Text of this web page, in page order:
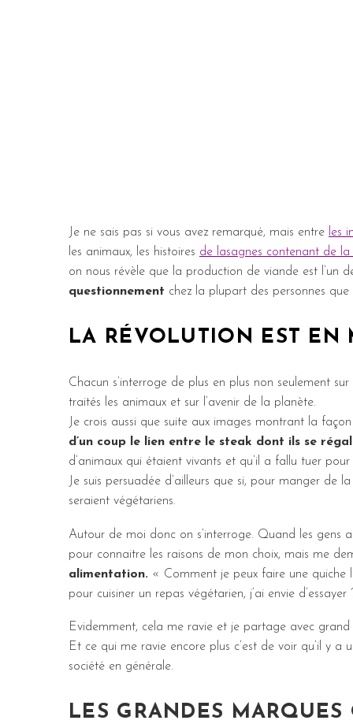
Je ne sais pas si vous avez remarqué, mais entre les
les animaux, les histoires de lasagnes contenant de
on nous révèle que la production de viande est l’un
questionnement chez la plupart des personnes
LA RÉVOLUTION EST EN
Chacun s’interroge de plus en plus non seulement
traités les animaux et sur l’avenir de la planète.
Je crois aussi que suite aux images montrant la
d’un coup le lien entre le steak dont ils se
d’animaux qui étaient vivants et qu’il a fallu tuer
Je suis persuadée d’ailleurs que si, pour manger
seraient végétariens.
Autour de moi donc on s’interroge. Quand les gens
pour connaitre les raisons de mon choix, mais me
alimentation. « Comment je peux faire une
pour cuisiner un repas végétarien, j’ai envie d’essayer
Evidemment, cela me ravie et je partage avec grand
Et ce qui me ravie encore plus c’est de voir qu’il y
société en générale.
LES GRANDES